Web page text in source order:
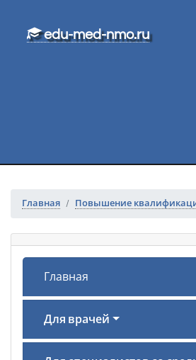
edu-med-nmo.ru
Главная Повышение
Главная
Для врачей